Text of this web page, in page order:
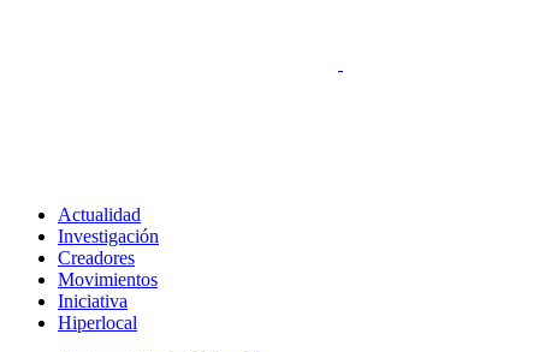
Actualidad
Investigación
Creadores
Movimientos
Iniciativa
Hiperlocal